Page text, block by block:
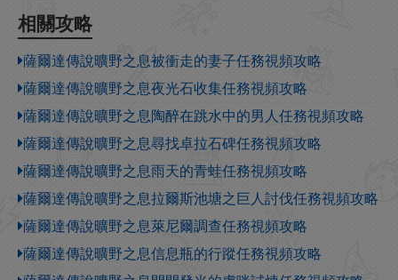
相關攻略
薩爾達傳說曠野之息被衝走的妻子任務視頻攻略
薩爾達傳說曠野之息夜光石收集任務視頻攻略
薩爾達傳說曠野之息陶醉在跳水中的男人任務視頻攻略
薩爾達傳說曠野之息尋找卓拉石碑任務視頻攻略
薩爾達傳說曠野之息雨天的青蛙任務視頻攻略
薩爾達傳說曠野之息拉爾斯池塘之巨人討伐任務視頻攻略
薩爾達傳說曠野之息萊尼爾調查任務視頻攻略
薩爾達傳說曠野之息信息瓶的行蹤任務視頻攻略